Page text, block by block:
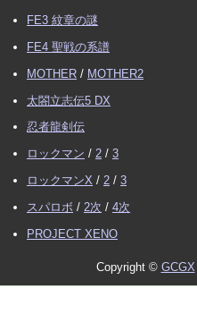
FE3 紋章の謎
FE4 聖戦の系譜
MOTHER / MOTHER2
太閤立志伝5 DX
忍者龍剣伝
ロックマン / 2 / 3
ロックマンX / 2 / 3
スパロボ / 2次 / 4次
PROJECT XENO
Copyright © GCGX